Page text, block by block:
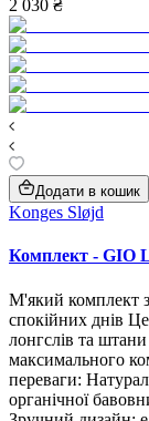
2 030 ₴
Додати в кошик
Konges Sløjd
Комплект - GIO
М'який комплект
спокійних днів
лонгслів та
максимального
переваги:
органічної